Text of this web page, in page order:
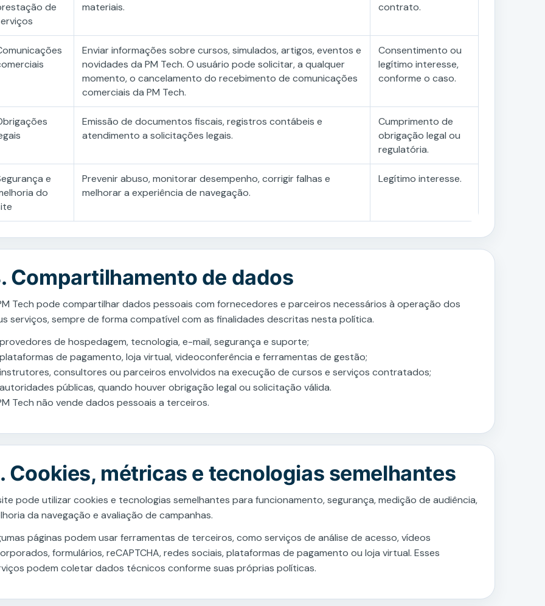
de
materiais.
contrato.
Enviar informações sobre cursos, simulados, artigos, eventos e
novidades da PM Tech. O usuário pode solicitar, a qualquer
momento, o cancelamento do recebimento de comunicações
comerciais da PM Tech.
Consentimento ou
legítimo interesse,
conforme o caso.
Emissão de documentos fiscais, registros contábeis e
atendimento a solicitações legais.
Cumprimento de
obrigação legal ou
regulatória.
e
do
Prevenir abuso, monitorar desempenho, corrigir falhas e
melhorar a experiência de navegação.
Legítimo interesse.
Compartilhamento de dados
Tech pode compartilhar dados pessoais com fornecedores e parceiros necessários à operação dos
serviços, sempre de forma compatível com as finalidades descritas nesta política.
provedores de hospedagem, tecnologia, e-mail, segurança e suporte;
plataformas de pagamento, loja virtual, videoconferência e ferramentas de gestão;
instrutores, consultores ou parceiros envolvidos na execução de cursos e serviços contratados;
autoridades públicas, quando houver obrigação legal ou solicitação válida.
Tech não vende dados pessoais a terceiros.
Cookies, métricas e tecnologias semelhantes
pode utilizar cookies e tecnologias semelhantes para funcionamento, segurança, medição de audiência,
da navegação e avaliação de campanhas.
páginas podem usar ferramentas de terceiros, como serviços de análise de acesso, vídeos
formulários, reCAPTCHA, redes sociais, plataformas de pagamento ou loja virtual. Esses
podem coletar dados técnicos conforme suas próprias políticas.